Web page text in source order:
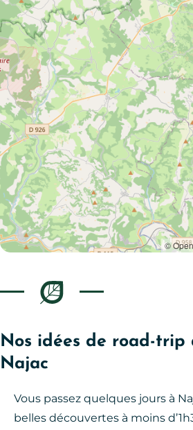
©
Nos idées de road-trip
Najac
Vous passez quelques jours à
belles découvertes à moins